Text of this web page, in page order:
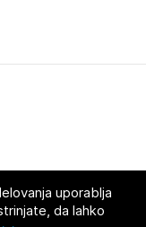
uporablja
da lahko